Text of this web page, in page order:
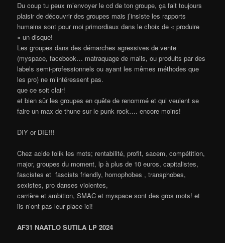
Du coup tu peux m’envoyer le cd de ton groupe, ça fait toujours
plaisir de découvrir des groupes mais j’insiste les rapports
humains sont pour moi primordiaux dans le choix de « produire
« un disque!
Les groupes dans des démarches agressives de vente
(myspace, facebook… matraquage de mails, ou produits par des
labels semi-professionnels ou ayant les mêmes méthodes que
les pro) ne m’intéressent pas.
que ce soit clair!
et bien sûr les groupes en quête de renommé et qui veulent se
faire un max de thune sur le punk rock…. encore moins!
DIY or DIE!!!
Chez acide folik les mots; rentabilité, profit, sacem, compétition,
major, groupes du moment, lp à plus de 10 euros, capitalistes,
fascistes et fascists friendly, homophobes , transphobes,
sexistes, pro danses violentes,
carrière et ambition, SMAC et myspace sont des gros mots! et
ils n’ont pas leur place ici!
AF31 NAATLO SUTILA LP 2024